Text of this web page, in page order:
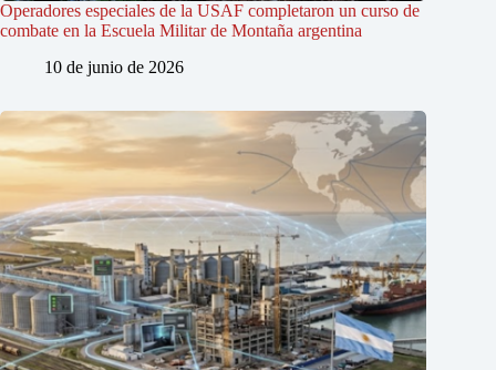
Operadores especiales de la USAF completaron un curso de
combate en la Escuela Militar de Montaña argentina
10 de junio de 2026